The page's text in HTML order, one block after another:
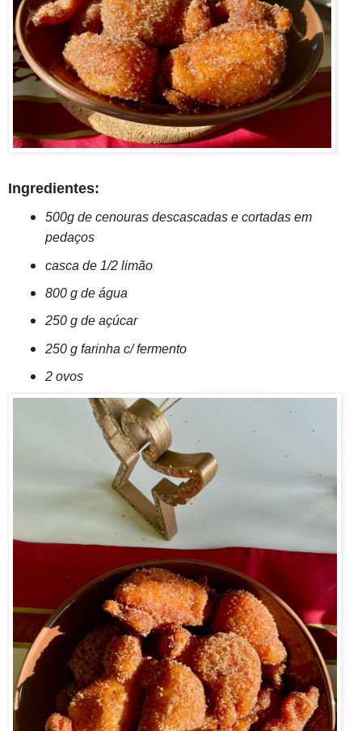
Ingredientes:
500g de cenouras descascadas e cortadas em
pedaços
casca de 1/2 limão
800 g de água
250 g de açúcar
250 g farinha c/ fermento
2 ovos